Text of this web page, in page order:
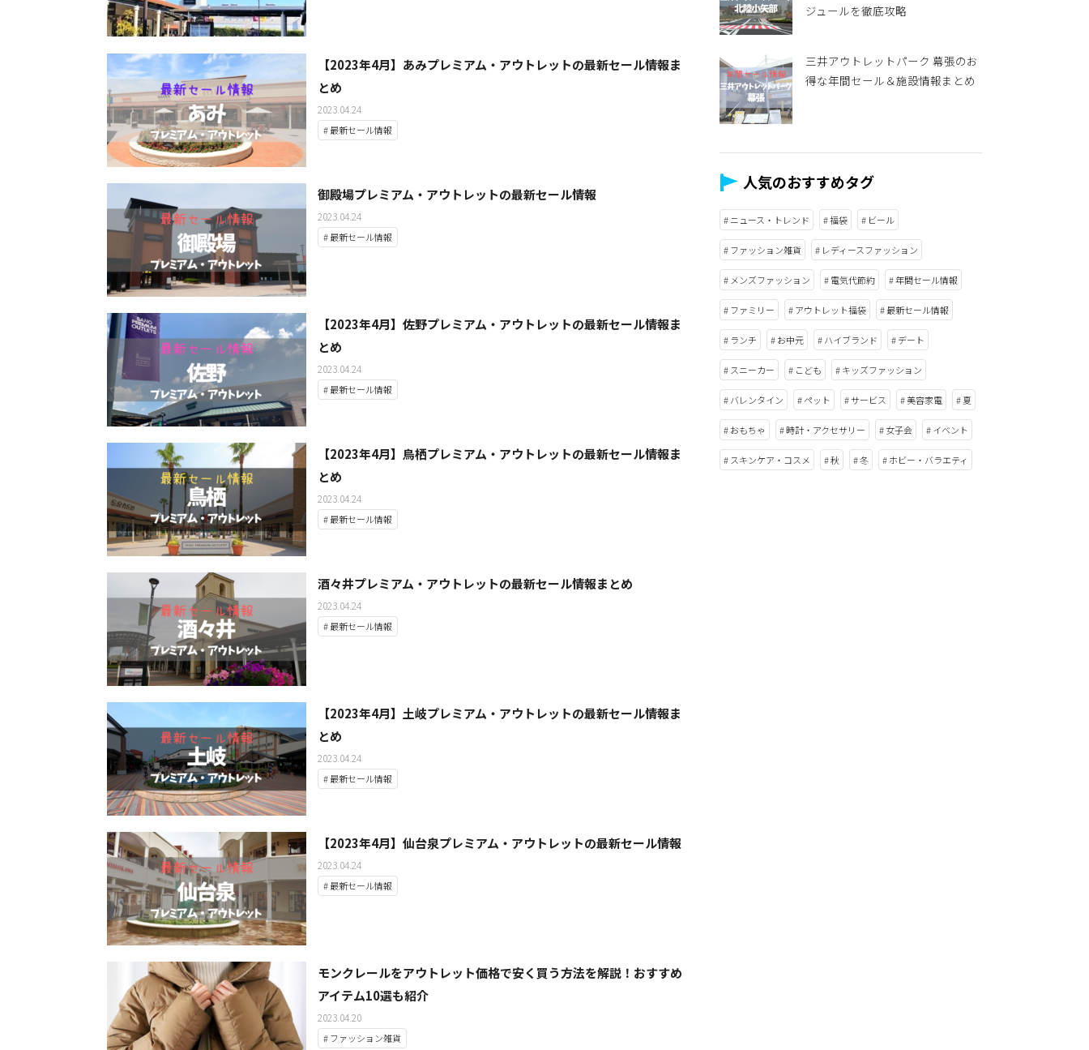
【2023年4月】あみプレミアム・アウトレットの最新セール情報ま
とめ
2023.04.24
# 最新セール情報
御殿場プレミアム・アウトレットの最新セール情報
2023.04.24
# 最新セール情報
【2023年4月】佐野プレミアム・アウトレットの最新セール情報ま
とめ
2023.04.24
# 最新セール情報
【2023年4月】鳥栖プレミアム・アウトレットの最新セール情報ま
とめ
2023.04.24
# 最新セール情報
酒々井プレミアム・アウトレットの最新セール情報まとめ
2023.04.24
# 最新セール情報
【2023年4月】土岐プレミアム・アウトレットの最新セール情報ま
とめ
2023.04.24
# 最新セール情報
【2023年4月】仙台泉プレミアム・アウトレットの最新セール情報
2023.04.24
# 最新セール情報
モンクレールをアウトレット価格で安く買う方法を解説！おすすめ
アイテム10選も紹介
2023.04.20
# ファッション雑貨
ジュールを徹底攻略
三井アウトレットパーク 幕張のお
得な年間セール＆施設情報まとめ
人気のおすすめタグ
ニュース・トレンド 福袋 ビール
ファッション雑貨 レディースファッション
メンズファッション 電気代節約 年間セール情報
ファミリー アウトレット福袋 最新セール情報
ランチ お中元 ハイブランド デート
スニーカー こども キッズファッション
バレンタイン ペット サービス 美容家電 夏
おもちゃ 時計・アクセサリー 女子会 イベント
スキンケア・コスメ 秋 冬 ホビー・バラエティ